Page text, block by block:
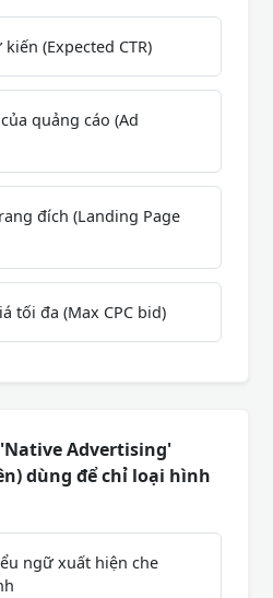
(Expected CTR)
quảng cáo (Ad
đích (Landing Page
tối đa (Max CPC bid)
Advertising'
dùng để chỉ loại hình
ngữ xuất hiện che